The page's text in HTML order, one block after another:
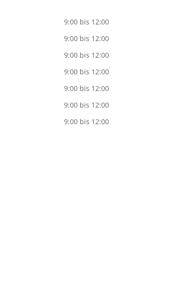
9:00 bis 12:00
9:00 bis 12:00
9:00 bis 12:00
9:00 bis 12:00
9:00 bis 12:00
9:00 bis 12:00
9:00 bis 12:00